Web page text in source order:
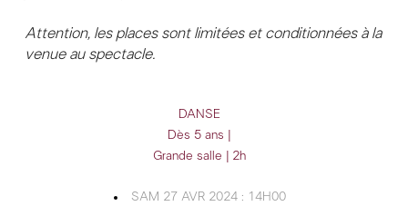
Attention, les places sont limitées et conditionnées à la
venue au spectacle.
DANSE
Dès 5 ans |
Grande salle | 2h
SAM 27 AVR 2024 : 14H00